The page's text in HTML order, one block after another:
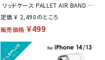
リッドケース PALLET AIR BAND ス
マホバンド付属
定価 ¥ 2,490のところ
販売価格 ¥499